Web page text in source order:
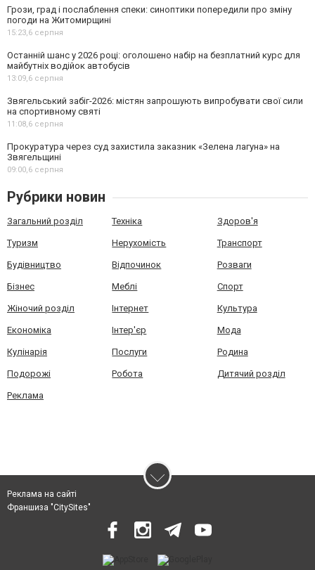
Грози, град і послаблення спеки: синоптики попередили про зміну
погоди на Житомирщині
15:23,6 серпня
Останній шанс у 2026 році: оголошено набір на безплатний курс для
майбутніх водійок автобусів
13:09,6 серпня
Звягельський забіг-2026: містян запрошують випробувати свої сили
на спортивному святі
11:08,6 серпня
Прокуратура через суд захистила заказник «Зелена лагуна» на
Звягельщині
09:00,6 серпня
Рубрики новин
Загальний розділ Техніка Здоров'я
Туризм Нерухомість Транспорт
Будівництво Відпочинок Розваги
Бізнес Меблі Спорт
Жіночий розділ Інтернет Культура
Економіка Інтер'єр Мода
Кулінарія Послуги Родина
Подорожі Робота Дитячий розділ
Реклама
Реклама на сайті
Франшиза "CitySites"